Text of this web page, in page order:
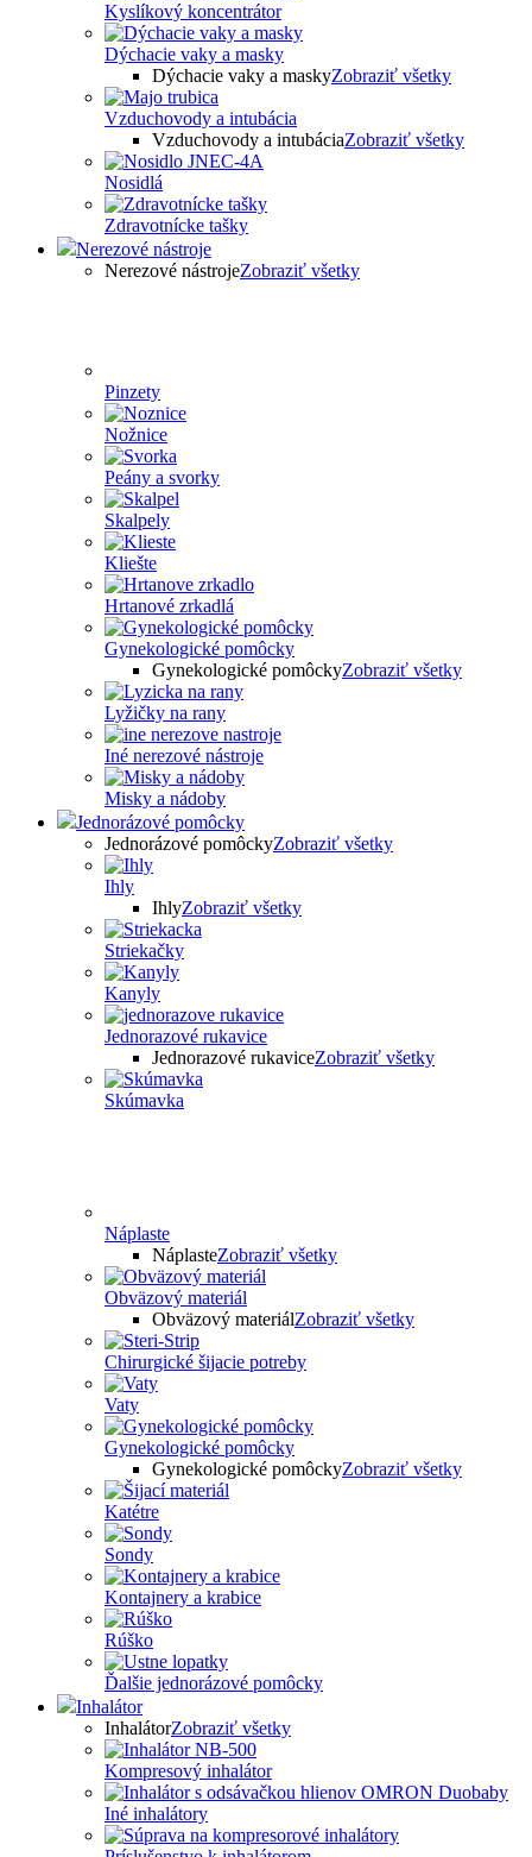
Kyslíkový koncentrátor
Dýchacie vaky a masky
Dýchacie vaky a maskyZobraziť všetky
Vzduchovody a intubácia
Vzduchovody a intubáciaZobraziť všetky
Nosidlá
Zdravotnícke tašky
Nerezové nástroje
Nerezové nástrojeZobraziť všetky
Pinzety
Nožnice
Peány a svorky
Skalpely
Kliešte
Hrtanové zrkadlá
Gynekologické pomôcky
Gynekologické pomôckyZobraziť všetky
Lyžičky na rany
Iné nerezové nástroje
Misky a nádoby
Jednorázové pomôcky
Jednorázové pomôckyZobraziť všetky
Ihly
IhlyZobraziť všetky
Striekačky
Kanyly
Jednorazové rukavice
Jednorazové rukaviceZobraziť všetky
Skúmavka
Náplaste
NáplasteZobraziť všetky
Obväzový materiál
Obväzový materiálZobraziť všetky
Chirurgické šijacie potreby
Vaty
Gynekologické pomôcky
Gynekologické pomôckyZobraziť všetky
Katétre
Sondy
Kontajnery a krabice
Rúško
Ďalšie jednorázové pomôcky
Inhalátor
InhalátorZobraziť všetky
Kompresový inhalátor
Iné inhalátory